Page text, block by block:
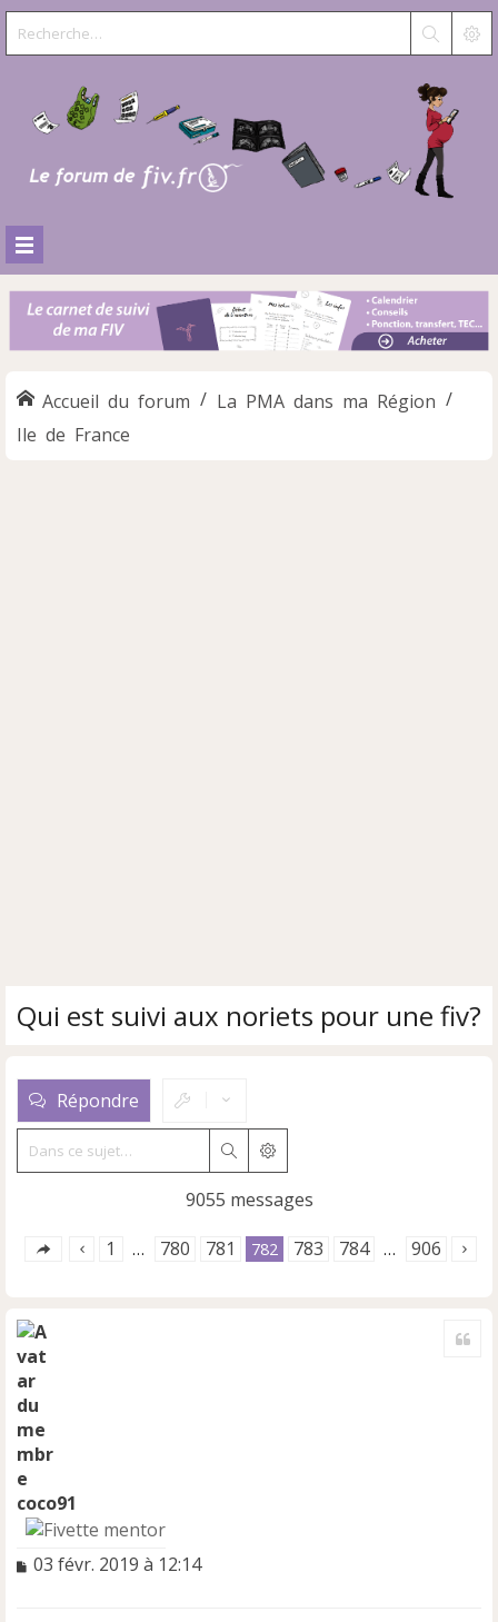
Accueil du forum
La PMA dans ma Région
Ile de France
Qui est suivi aux noriets pour une fiv?
Répondre
RechercherRecherche avancée
9055 messages
1 … 780 781 782 783 784 … 906
coco91
M
03 févr. 2019 à 12:14